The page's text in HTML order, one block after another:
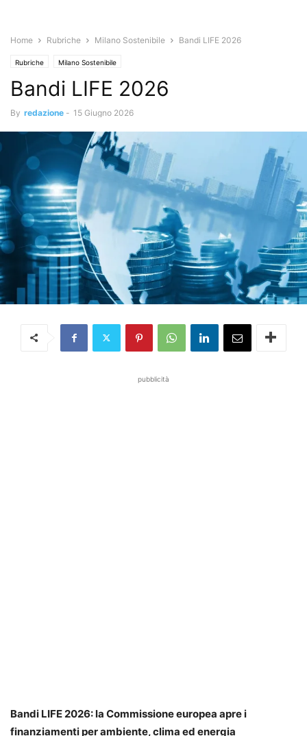
Home Rubriche Milano Sostenibile Bandi LIFE 2026
Rubriche Milano Sostenibile
Bandi LIFE 2026
By redazione - 15 Giugno 2026
pubblicità
Bandi LIFE 2026: la Commissione europea apre i
finanziamenti per ambiente, clima ed energia